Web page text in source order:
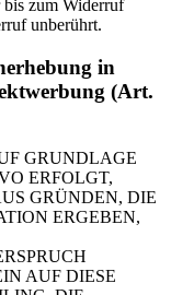
zum Widerruf
unberührt.
in
(Art.
GRUNDLAGE
ERFOLGT,
GRÜNDEN, DIE
ERGEBEN,
AUF DIESE